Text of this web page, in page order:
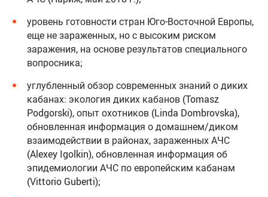
уровень готовности стран Юго-Восточной Европы,
еще не зараженных, но с высоким риском
заражения, на основе результатов специального
вопросника;
углубленный обзор современных знаний о диких
кабанах: экология диких кабанов (Tomasz
Podgorski), опыт охотников (Linda Dombrovska),
обновленная информация о домашнем/диком
взаимодействии в районах, зараженных АЧС
(Alexey Igolkin), обновленная информация об
эпидемиологии АЧС по европейским кабанам
(Vittorio Guberti);